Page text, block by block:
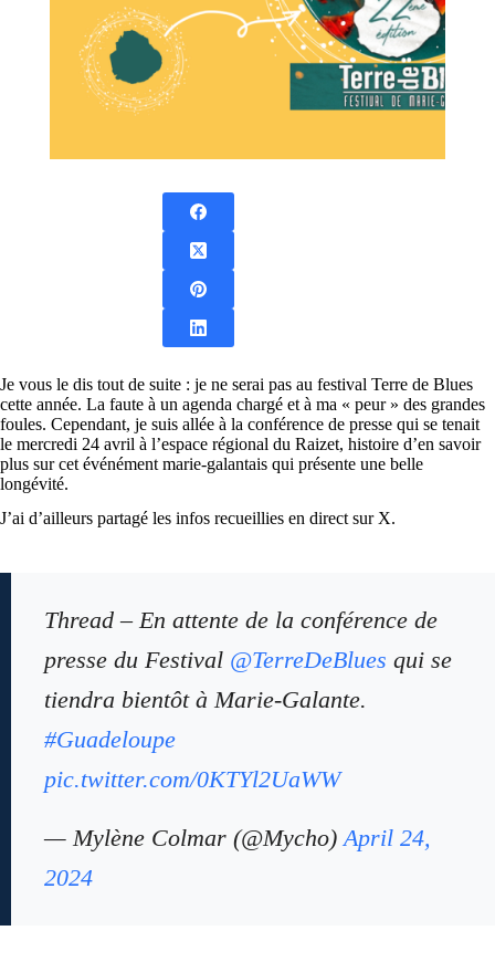
Je vous le dis tout de suite : je ne serai pas au festival Terre de Blues
cette année. La faute à un agenda chargé et à ma « peur » des grandes
foules. Cependant, je suis allée à la conférence de presse qui se tenait
le mercredi 24 avril à l’espace régional du Raizet, histoire d’en savoir
plus sur cet événément marie-galantais qui présente une belle
longévité.
J’ai d’ailleurs partagé les infos recueillies en direct sur X.
Thread – En attente de la conférence de
presse du Festival @TerreDeBlues qui se
tiendra bientôt à Marie-Galante.
#Guadeloupe
pic.twitter.com/0KTYl2UaWW
— Mylène Colmar (@Mycho)April 24,
2024